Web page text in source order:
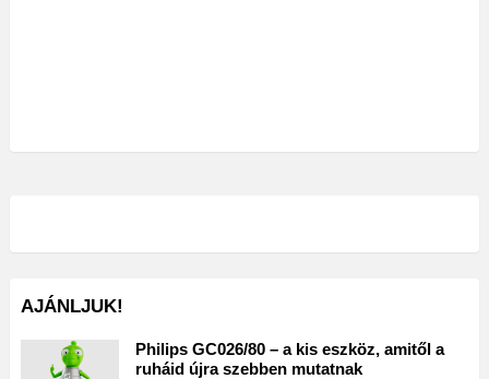
AJÁNLJUK!
Philips GC026/80 – a kis eszköz, amitől a
ruháid újra szebben mutatnak